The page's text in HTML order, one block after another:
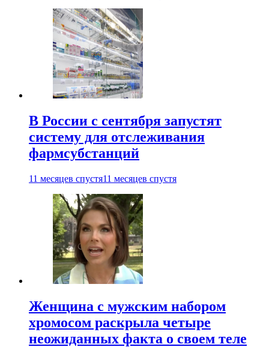
В России с сентября запустят
систему для отслеживания
фармсубстанций
11 месяцев спустя11 месяцев спустя
Женщина с мужским набором
хромосом раскрыла четыре
неожиданных факта о своем теле